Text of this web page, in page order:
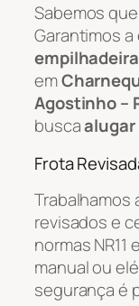
Sabemos
Garantimos
em
Agostinho –
buscaalugar
Frota
Trabalhamos
revisados e
normas NR11
manual ou
segurança é